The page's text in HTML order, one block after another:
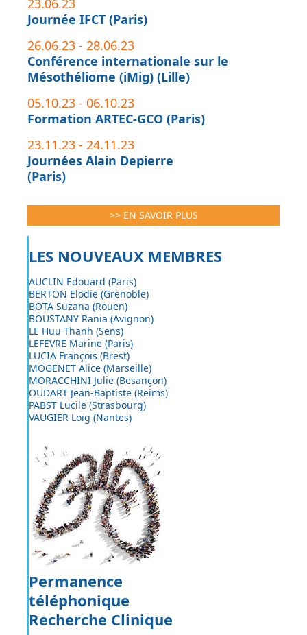
23.06.23
Journée IFCT (Paris)
26.06.23 - 28.06.23
Conférence internationale sur le
Mésothéliome (iMig) (Lille)
05.10.23 - 06.10.23
Formation ARTEC-GCO (Paris)
23.11.23 - 24.11.23
Journées Alain Depierre
(Paris)
>> EN SAVOIR PLUS
LES NOUVEAUX MEMBRES
AUCLIN Edouard (Paris)
BERTON Elodie (Grenoble)
BOTA Suzana (Rouen)
BOUSTANY Rania (Avignon)
LE Huu Thanh (Sens)
LEFEVRE Marine (Paris)
LUCIA François (Brest)
MOGENET Alice (Marseille)
MORACCHINI Julie (Besançon)
OUDART Jean-Baptiste (Reims)
PABST Lucile (Strasbourg)
VAUGIER Loïg (Nantes)
Permanence
téléphonique
Recherche Clinique